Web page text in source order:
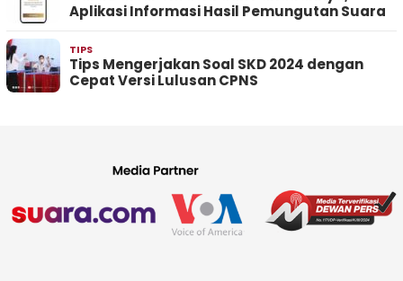
Aplikasi Informasi Hasil Pemungutan Suara
TIPS
Tips Mengerjakan Soal SKD 2024 dengan
Cepat Versi Lulusan CPNS